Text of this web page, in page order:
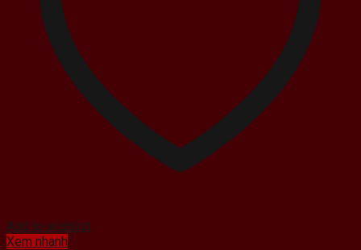
Add to wishlist
Xem nhanh